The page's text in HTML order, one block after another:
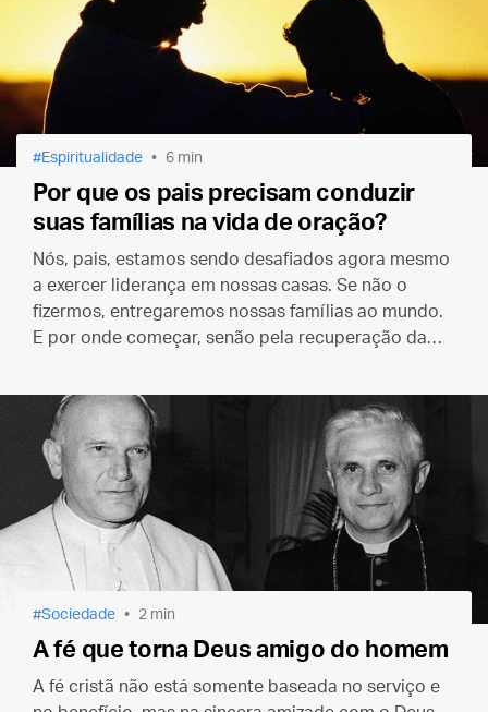
Espiritualidade 6 min
Por que os pais precisam conduzir
suas famílias na vida de oração?
Nós, pais, estamos sendo desafiados agora mesmo
a exercer liderança em nossas casas. Se não o
fizermos, entregaremos nossas famílias ao mundo.
E por onde começar, senão pela recuperação da
Sociedade 2 min
A fé que torna Deus amigo do homem
A fé cristã não está somente baseada no serviço e